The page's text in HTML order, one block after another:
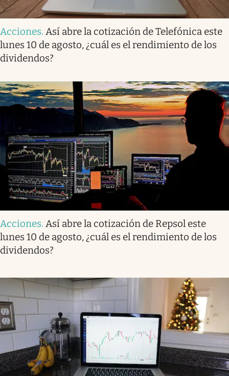
Acciones. Así abre la cotización de Telefónica este
lunes 10 de agosto, ¿cuál es el rendimiento de los
dividendos?
Acciones. Así abre la cotización de Repsol este
lunes 10 de agosto, ¿cuál es el rendimiento de los
dividendos?